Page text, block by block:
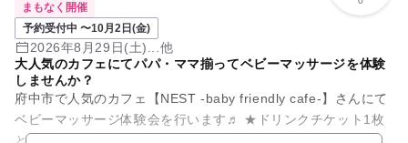
まもなく開催
予約受付中 〜10月2日(金)
2026年8月29日(土)...他
大人気のカフェにてパパ・ママ揃ってベビーマッサージを体験
しませんか？
府中市で人気のカフェ【NEST -baby friendly cafe-】さんにて
ベビーマッサージ体験会を行います♬ ★ドリンクチケット1枚